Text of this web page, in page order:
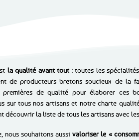
la qualité avant tout : toutes les
de producteurs bretons soucieux de la
de qualité pour élaborer ces
sur tous nos artisans et notre charte
découvrir la liste de tous les artisans avec
nous souhaitons aussivaloriser le «